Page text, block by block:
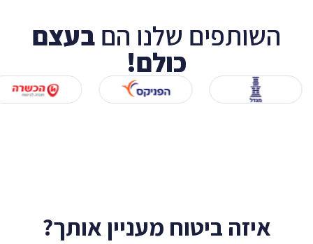
השותפים שלנו הם בעצם
כולם!
איזה ביטוח מעניין אותך?